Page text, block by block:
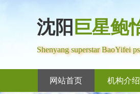
沈阳 巨星鲍
Shenyang superstar BaoYifei
网站首页 机构介绍